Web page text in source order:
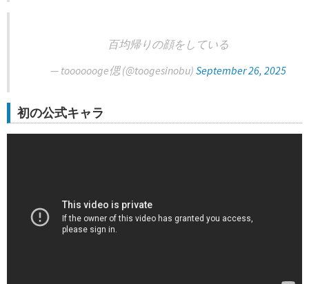
百均帰りの顔をしている
— tooooooge偲 (@toogesinobu) September 26, 2025
初の公式キャラ